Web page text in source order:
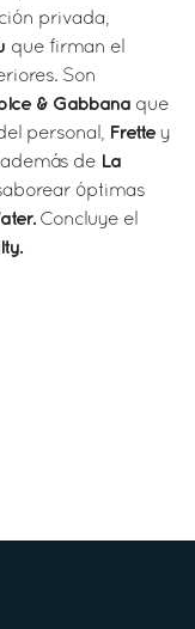
privada,
que firman el
Son
& Gabbana que
personal,
Frette y
de La
óptimas
Concluye el